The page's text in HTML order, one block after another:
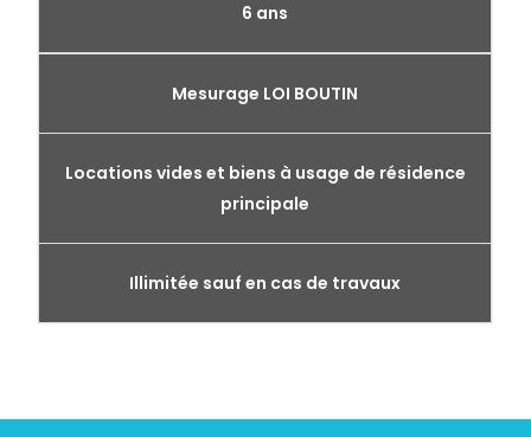
6 ans
Mesurage LOI BOUTIN
Locations vides et biens à usage de résidence
principale
Illimitée sauf en cas de travaux